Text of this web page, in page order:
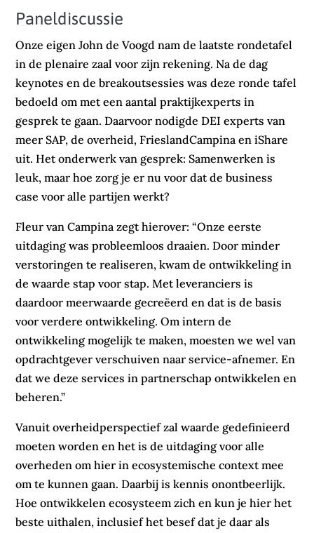
Paneldiscussie
Onze eigen John de Voogd nam de laatste rondetafel
in de plenaire zaal voor zijn rekening. Na de dag
keynotes en de breakoutsessies was deze ronde tafel
bedoeld om met een aantal praktijkexperts in
gesprek te gaan. Daarvoor nodigde DEI experts van
meer SAP, de overheid, FrieslandCampina en iShare
uit. Het onderwerk van gesprek: Samenwerken is
leuk, maar hoe zorg je er nu voor dat de business
case voor alle partijen werkt?
Fleur van Campina zegt hierover: “Onze eerste
uitdaging was probleemloos draaien. Door minder
verstoringen te realiseren, kwam de ontwikkeling in
de waarde stap voor stap. Met leveranciers is
daardoor meerwaarde gecreëerd en dat is de basis
voor verdere ontwikkeling. Om intern de
ontwikkeling mogelijk te maken, moesten we wel van
opdrachtgever verschuiven naar service-afnemer. En
dat we deze services in partnerschap ontwikkelen en
beheren.”
Vanuit overheidperspectief zal waarde gedefinieerd
moeten worden en het is de uitdaging voor alle
overheden om hier in ecosystemische context mee
om te kunnen gaan. Daarbij is kennis onontbeerlijk.
Hoe ontwikkelen ecosysteem zich en kun je hier het
beste uithalen, inclusief het besef dat je daar als